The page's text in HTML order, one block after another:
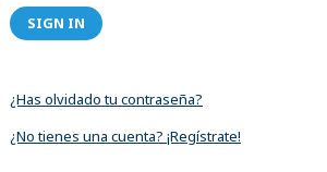
SIGN IN
¿Has olvidado tu contraseña?
¿No tienes una cuenta? ¡Regístrate!